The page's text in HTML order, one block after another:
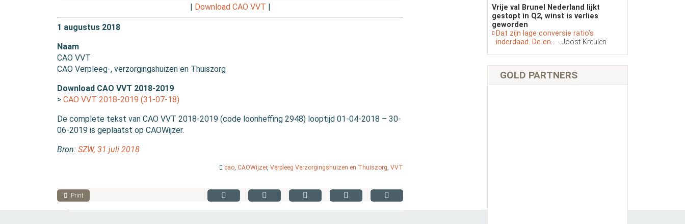
| Download CAO VVT |
1 augustus 2018
Naam
CAO VVT
CAO Verpleeg-, verzorgingshuizen en Thuiszorg
Download CAO VVT 2018-2019
> CAO VVT 2018-2019 (31-07-18)
De complete tekst van CAO VVT 2018-2019 (code loonheffing 2948) looptijd 01-04-2018 – 30-
06-2019 is geplaatst op CAOWijzer.
Bron: SZW, 31 juli 2018
cao ,CAOWijzer,Verpleeg Verzorgingshuizen en Thuiszorg ,VVT
Print
Vrije val Brunel Nederland lijkt
gestopt in Q2, winst is verlies
geworden
Dat zijn lage conversie ratio’s
inderdaad. De en... - Joost Kreulen
GOLD PARTNERS